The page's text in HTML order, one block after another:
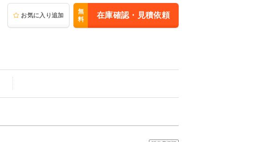
お気に入り追加
無
料
在庫確認・見積依頼